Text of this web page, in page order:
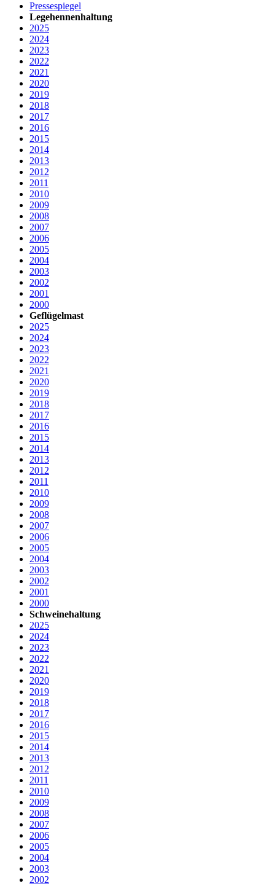
Pressespiegel
Legehennenhaltung
2025
2024
2023
2022
2021
2020
2019
2018
2017
2016
2015
2014
2013
2012
2011
2010
2009
2008
2007
2006
2005
2004
2003
2002
2001
2000
Geflügelmast
2025
2024
2023
2022
2021
2020
2019
2018
2017
2016
2015
2014
2013
2012
2011
2010
2009
2008
2007
2006
2005
2004
2003
2002
2001
2000
Schweinehaltung
2025
2024
2023
2022
2021
2020
2019
2018
2017
2016
2015
2014
2013
2012
2011
2010
2009
2008
2007
2006
2005
2004
2003
2002